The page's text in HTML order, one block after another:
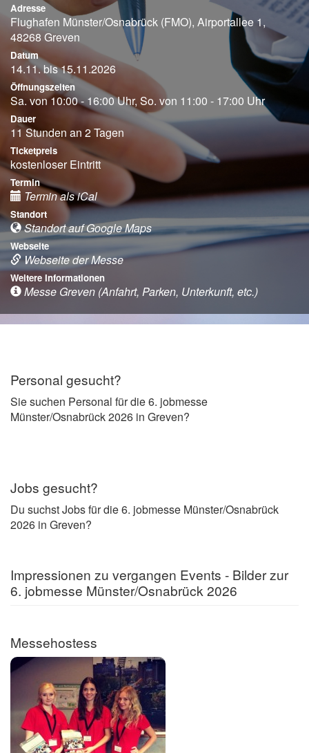
Adresse
Flughafen Münster/Osnabrück (FMO), Airportallee 1,
48268 Greven
Datum
14.11. bis 15.11.2026
Öffnungszeiten
Sa. von 10:00 - 16:00 Uhr, So. von 11:00 - 17:00 Uhr
Dauer
11 Stunden an 2 Tagen
Ticketpreis
kostenloser Eintritt
Termin
Termin als iCal
Standort
Standort auf Google Maps
Webseite
Webseite der Messe
Weitere Informationen
Messe Greven (Anfahrt, Parken, Unterkunft, etc.)
Personal gesucht?
Sie suchen Personal für die 6. jobmesse
Münster/Osnabrück 2026 in Greven?
Jobs gesucht?
Du suchst Jobs für die 6. jobmesse Münster/Osnabrück
2026 in Greven?
Impressionen zu vergangen Events - Bilder zur
6. jobmesse Münster/Osnabrück 2026
Messehostess